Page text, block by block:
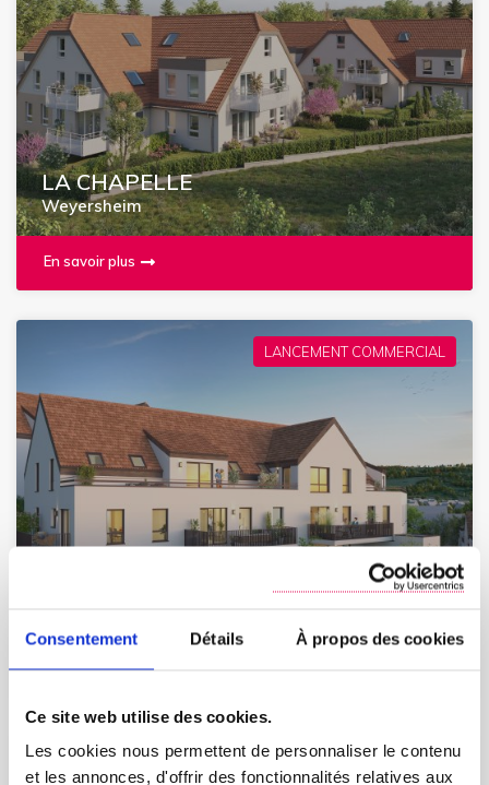
Consentement Détails À propos des cookies
Ce site web utilise des cookies.
Les cookies nous permettent de personnaliser le contenu
et les annonces, d'offrir des fonctionnalités relatives aux
LA CHAPELLE
Weyersheim
En savoir plus
LANCEMENT COMMERCIAL
LES JARDINS SUSPENDUS
En savoir plus
Travaux en cours, livraison 1er trimestre 2027